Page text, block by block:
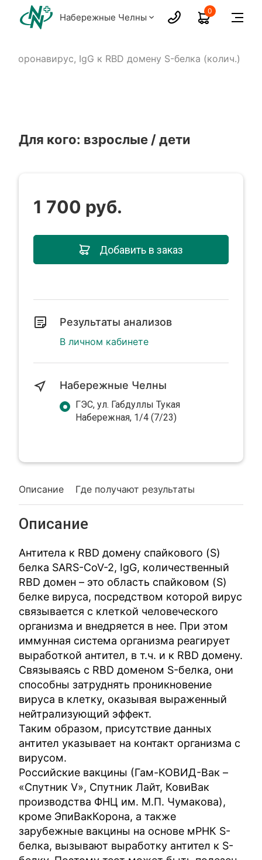
Набережные Челны
0
Коронавирус, IgG к RBD домену S-белка (колич.)
Для кого: взрослые / дети
Описание Где получают результаты
Описание
Антитела к RBD домену спайкового (S)
белка SARS-CoV-2, IgG, количественный
RBD домен – это область спайковом (S)
белке вируса, посредством которой вирус
связывается с клеткой человеческого
организма и внедряется в нее. При этом
иммунная система организма реагирует
выработкой антител, в т.ч. и к RBD домену.
Связываясь с RBD доменом S-белка, они
способны затруднять проникновение
вируса в клетку, оказывая выраженный
нейтрализующий эффект.
Таким образом, присутствие данных
антител указывает на контакт организма с
вирусом.
Российские вакцины (Гам-КОВИД-Вак –
«Спутник V», Спутник Лайт, КовиВак
производства ФНЦ им. М.П. Чумакова),
кроме ЭпиВакКорона, а также
зарубежные вакцины на основе мРНК S-
белка, вызывают выработку антител к S-
1 700 руб.
Добавить в заказ
Результаты анализов
В личном кабинете
Набережные Челны
ГЭС, ул. Габдуллы Тукая
Набережная, 1/4 (7/23)